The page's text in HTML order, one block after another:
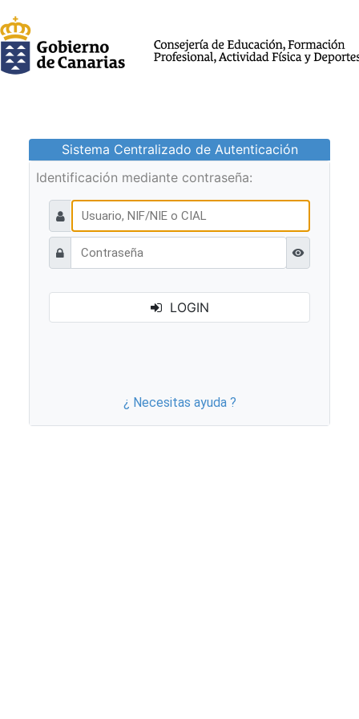
Sistema Centralizado de Autenticación
Identificación mediante contraseña:
Ver
LOGIN
¿ Necesitas ayuda ?